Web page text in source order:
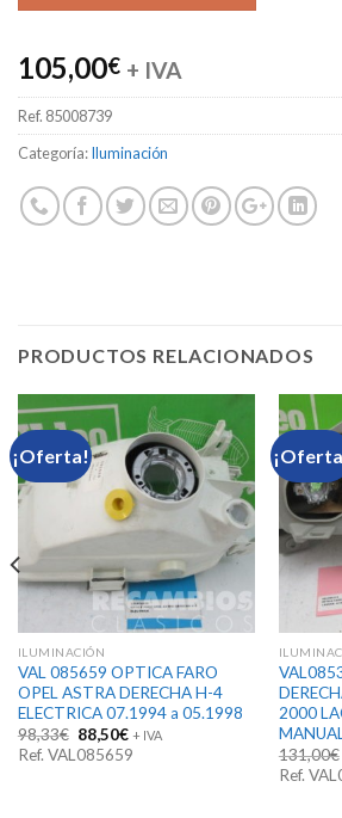
105,00€ + IVA
Ref. 85008739
Categoría:Iluminación
PRODUCTOS RELACIONADOS
¡Oferta!
ILUMINACIÓN
VAL 085659 OPTICA FARO
OPEL ASTRA DERECHA H-4
ELECTRICA 07.1994 a 05.1998
98,33€ El
precio
original
88,50€El
precio
actual
+ IVA
Ref. VAL085659
2000
131,00€
Ref.